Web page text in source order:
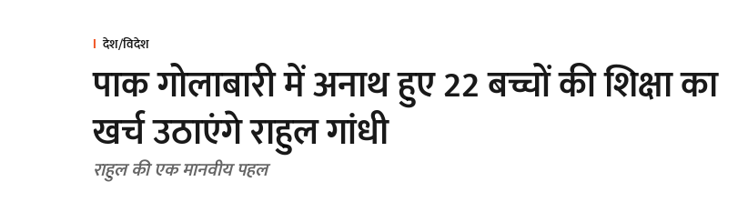
देश/विदेश
पाक गोलाबारी में अनाथ हुए 22 बच्चों की शिक्षा का
खर्च उठाएंगे राहुल गांधी
राहुल की एक मानवीय पहल